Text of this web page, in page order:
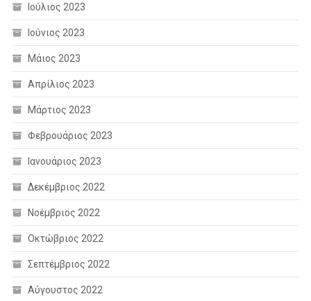
Ιούλιος 2023
Ιούνιος 2023
Μάιος 2023
Απρίλιος 2023
Μάρτιος 2023
Φεβρουάριος 2023
Ιανουάριος 2023
Δεκέμβριος 2022
Νοέμβριος 2022
Οκτώβριος 2022
Σεπτέμβριος 2022
Αύγουστος 2022